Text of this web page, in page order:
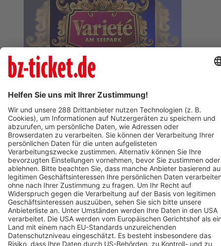
Freiburg im Breisgau
Varieté am Seepark 2026
08. November 2026
Termin eintragen